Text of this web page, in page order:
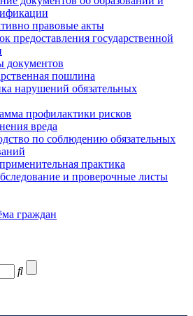
правовые акты
предоставления государственной
пошлина
нарушений обязательных
профилактики рисков
вреда
по соблюдению обязательных
практика
и проверочные листы
граждан